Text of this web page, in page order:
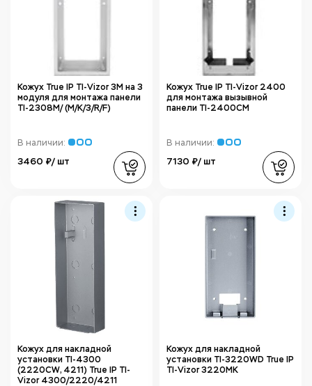
Кожух True IP TI-Vizor 3M на 3
модуля для монтажа панели
TI-2308M/ (M/K/3/R/F)
В наличии:
3460 ₽/ шт
Кожух True IP TI-Vizor 2400
для монтажа вызывной
панели TI-2400CM
В наличии:
7130 ₽/ шт
Кожух для накладной
установки TI-4300
(2220СW, 4211) True IP TI-
Vizor 4300/2220/4211
Кожух для накладной
установки TI-3220WD True IP
TI-Vizor 3220MK